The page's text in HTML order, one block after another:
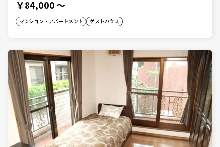
￥84,000～
マンション・アパートメント ゲストハウス